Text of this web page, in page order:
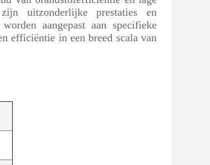
uitzonderlijke prestaties en
aangepast aan specifieke
efficiëntie in een breed scala van